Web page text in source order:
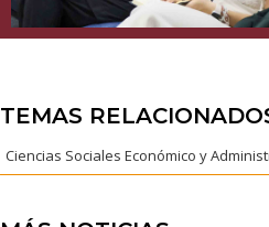
TEMAS
Ciencias Sociales Económico y